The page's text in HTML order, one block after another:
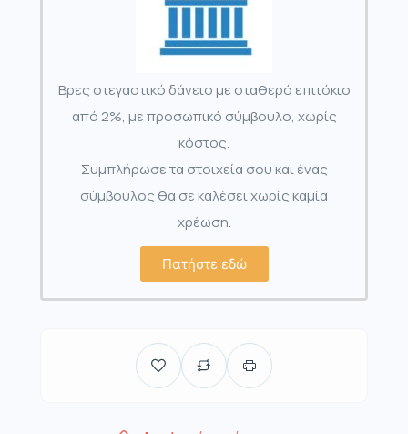
Βρες στεγαστικό δάνειο με σταθερό επιτόκιο
από 2%, με προσωπικό σύμβουλο, χωρίς
κόστος.
Συμπλήρωσε τα στοιχεία σου και ένας
σύμβουλος θα σε καλέσει χωρίς καμία
χρέωση.
Πατήστε εδώ